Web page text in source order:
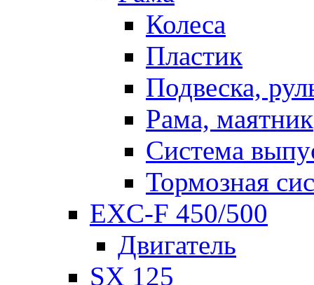
Колеса
Пластик
Подвеска,
Рама, маятник
Система
Тормозная
EXC-F 450/500
Двигатель
SX 125